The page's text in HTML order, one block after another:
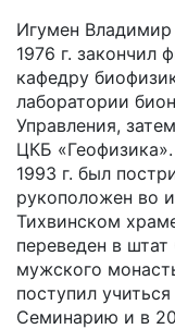
Игумен
1976 г. закончил
кафедру
лаборатории
Управления,
ЦКБ
1993 г. был
рукоположен во
Тихвинском
переведен в
мужского
поступил
Семинарию и в